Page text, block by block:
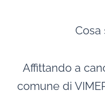
Cosa
Affittando a
comune di